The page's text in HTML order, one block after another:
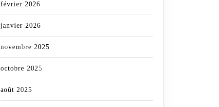
février 2026
janvier 2026
novembre 2025
octobre 2025
août 2025